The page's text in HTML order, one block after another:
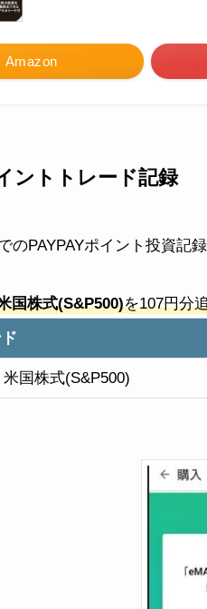
Amazon
ントトレード記録
のPAYPAYポイント投資記録
国株式(S&P500)を107円分
国株式(S&P500)